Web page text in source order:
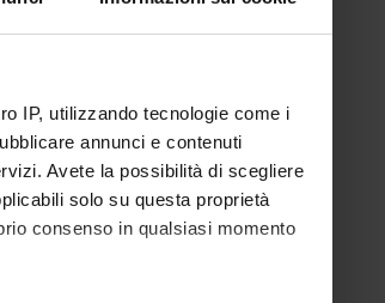
IP, utilizzando tecnologie come i
annunci e contenuti
Avete la possibilità di scegliere
solo su questa proprietà
consenso in qualsiasi momento
in Medicina e Chirurgia - MM1